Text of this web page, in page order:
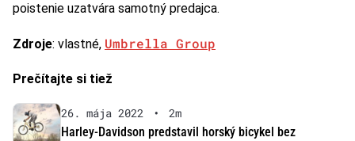
poistenie uzatvára samotný predajca.
Zdroje: vlastné, Umbrella Group
Prečítajte si tiež
26. mája 2022 •
2m
Harley-Davidson predstavil horský bicykel bez